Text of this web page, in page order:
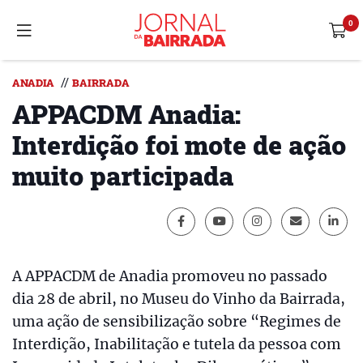
ANADIA // BAIRRADA
APPACDM Anadia:
Interdição foi mote de ação
muito participada
A APPACDM de Anadia promoveu no passado
dia 28 de abril, no Museu do Vinho da Bairrada,
uma ação de sensibilização sobre “Regimes de
Interdição, Inabilitação e tutela da pessoa com